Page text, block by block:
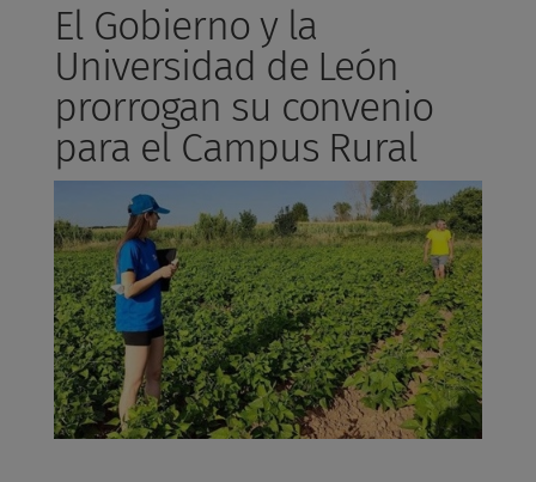
El Gobierno y la
Universidad de León
prorrogan su convenio
para el Campus Rural